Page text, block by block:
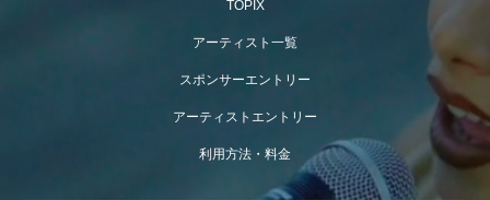
TOPIX
アーティスト一覧
スポンサーエントリー
アーティストエントリー
利用方法・料金